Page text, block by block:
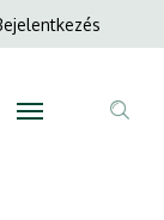
menüje